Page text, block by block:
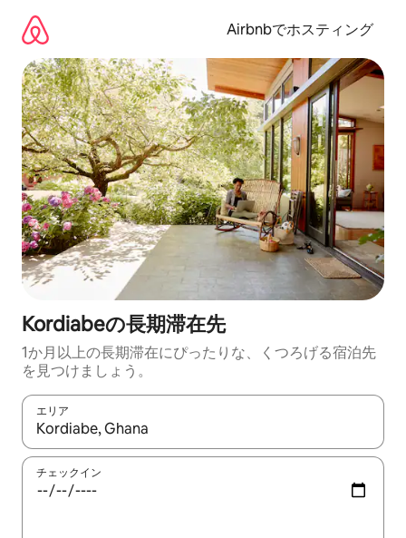
Airbnbでホスティング
Kordiabeの長期滞在先
1か月以上の長期滞在にぴったりな、くつろげる宿泊先
を見つけましょう。
エリア
検索結果が表示されたら、上下の矢印キーを使って移動するか
チェックイン